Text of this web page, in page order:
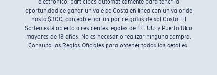
electrónico, participas automáticamente para tener la
oportunidad de ganar un vale de Costa en línea con un valor de
hasta $300, canjeable por un par de gafas de sol Costa. El
Sorteo está abierto a residentes legales de EE. UU. y Puerto Rico
mayores de 18 años. No es necesario realizar ninguna compra.
Consulta las Reglas Oficiales para obtener todos los detalles.